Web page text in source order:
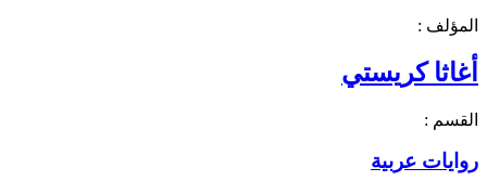
المؤلف :
أغاثا كريستي
القسم :
روايات عربية